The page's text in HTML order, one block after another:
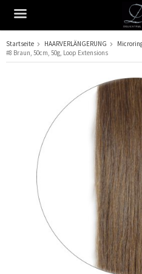
Das Produkt wurde in
Startseite HAARVERLÄNGERUNG
#8 Braun, 50cm, 50g, Loop Extensions